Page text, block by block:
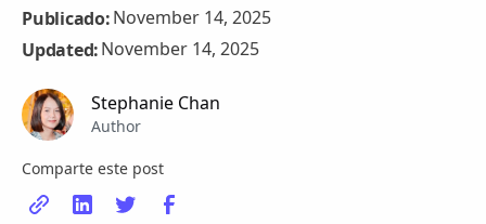
Publicado:November 14, 2025
Updated:November 14, 2025
Stephanie Chan
Author
Comparte este post